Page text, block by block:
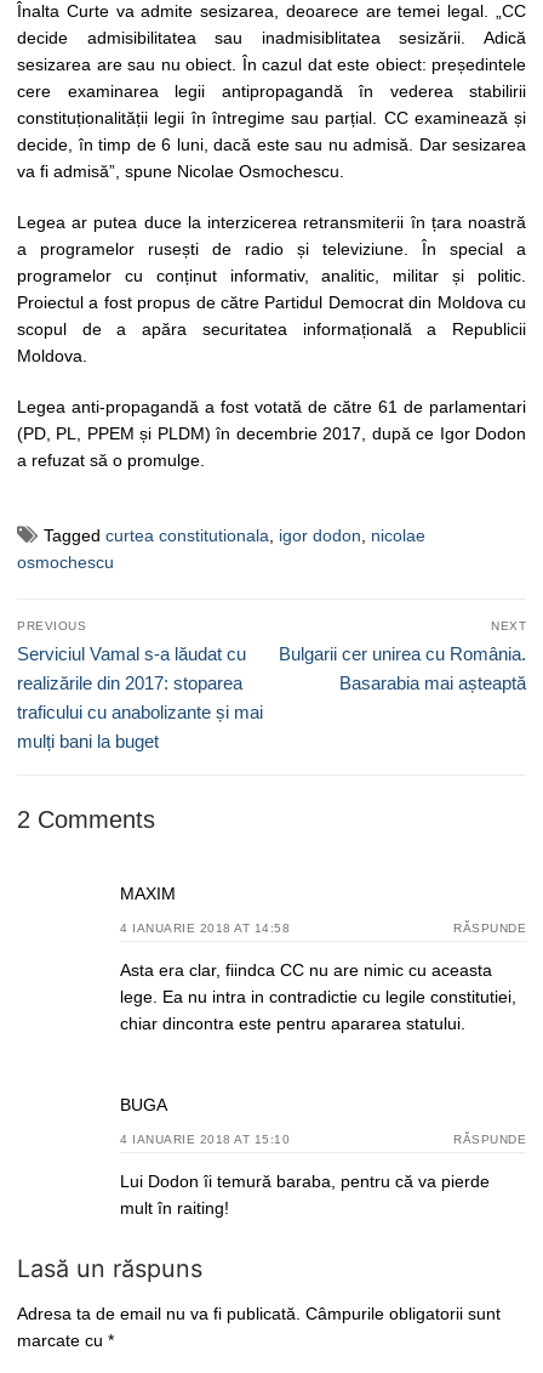
Înalta Curte va admite sesizarea, deoarece are temei legal. „CC
decide admisibilitatea sau inadmisiblitatea sesizării. Adică
sesizarea are sau nu obiect. În cazul dat este obiect: președintele
cere examinarea legii antipropagandă în vederea stabilirii
constituționalității legii în întregime sau parțial. CC examinează și
decide, în timp de 6 luni, dacă este sau nu admisă. Dar sesizarea
va fi admisă”, spune Nicolae Osmochescu.
Legea ar putea duce la interzicerea retransmiterii în țara noastră
a programelor rusești de radio și televiziune. În special a
programelor cu conținut informativ, analitic, militar și politic.
Proiectul a fost propus de către Partidul Democrat din Moldova cu
scopul de a apăra securitatea informațională a Republicii
Moldova.
Legea anti-propagandă a fost votată de către 61 de parlamentari
(PD, PL, PPEM și PLDM) în decembrie 2017, după ce Igor Dodon
a refuzat să o promulge.
Tagged curtea constitutionala igor dodon
nicolae
osmochescu
Navigare
în
articole
PREVIOUS
Previous
post:
Serviciul Vamal s-a lăudat cu
realizările din 2017: stoparea
traficului cu anabolizante și mai
mulți bani la buget
NEXT
Next
Bulgarii cer unirea cu România.
Basarabia mai așteaptă
2 Comments
MAXIM
4 IANUARIE 2018 AT 14:58 RĂSPUNDE
Asta era clar, fiindca CC nu are nimic cu aceasta
lege. Ea nu intra in contradictie cu legile constitutiei,
chiar dincontra este pentru apararea statului.
BUGA
4 IANUARIE 2018 AT 15:10 RĂSPUNDE
Lui Dodon îi temură baraba, pentru că va pierde
mult în raiting!
Lasă un răspuns
Adresa ta de email nu va fi publicată. Câmpurile obligatorii sunt
marcate cu *